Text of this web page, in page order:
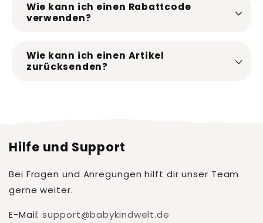
Wie kann ich einen Rabattcode
verwenden?
Wie kann ich einen Artikel
zurücksenden?
Hilfe und Support
Bei Fragen und Anregungen hilft dir unser Team
gerne weiter.
E-Mail:support@babykindwelt.de